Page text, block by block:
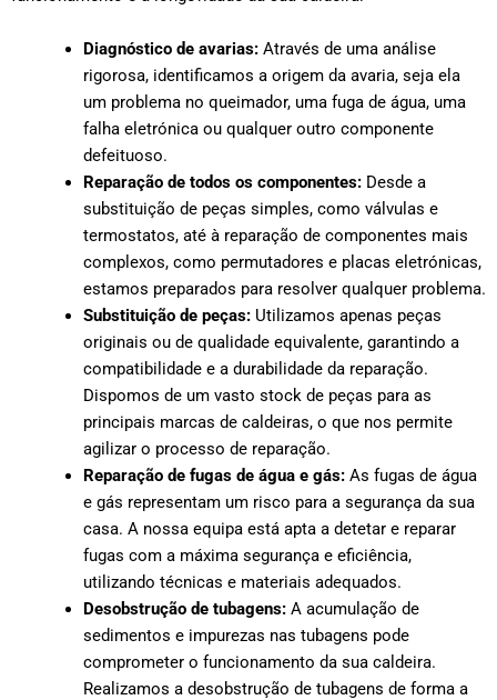
Diagnóstico de avarias: Através de uma análise
rigorosa, identificamos a origem da avaria, seja ela
um problema no queimador, uma fuga de água, uma
falha eletrónica ou qualquer outro componente
defeituoso.
Reparação de todos os componentes: Desde a
substituição de peças simples, como válvulas e
termostatos, até à reparação de componentes mais
complexos, como permutadores e placas eletrónicas,
estamos preparados para resolver qualquer problema.
Substituição de peças: Utilizamos apenas peças
originais ou de qualidade equivalente, garantindo a
compatibilidade e a durabilidade da reparação.
Dispomos de um vasto stock de peças para as
principais marcas de caldeiras, o que nos permite
agilizar o processo de reparação.
Reparação de fugas de água e gás: As fugas de água
e gás representam um risco para a segurança da sua
casa. A nossa equipa está apta a detetar e reparar
fugas com a máxima segurança e eficiência,
utilizando técnicas e materiais adequados.
Desobstrução de tubagens: A acumulação de
sedimentos e impurezas nas tubagens pode
comprometer o funcionamento da sua caldeira.
Realizamos a desobstrução de tubagens de forma a